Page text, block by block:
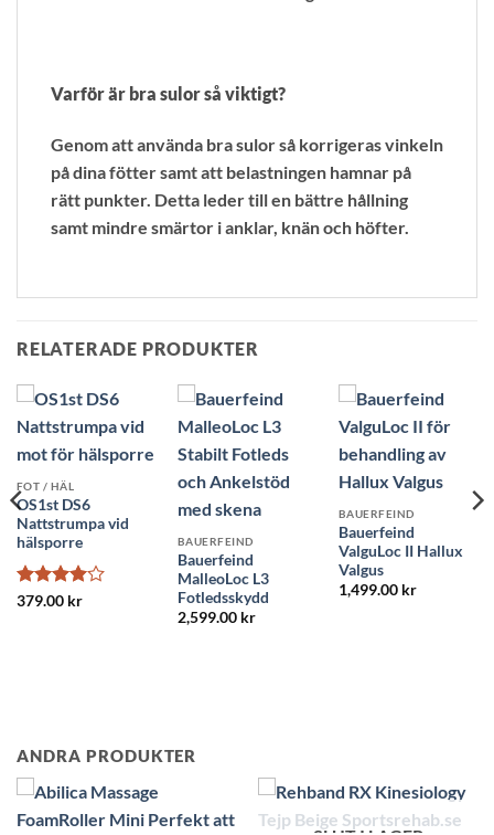
Varför är bra sulor så viktigt?
Genom att använda bra sulor så korrigeras vinkeln
på dina fötter samt att belastningen hamnar på
rätt punkter. Detta leder till en bättre hållning
samt mindre smärtor i anklar, knän och höfter.
RELATERADE PRODUKTER
FOT / HÄL
OS1st DS6
Nattstrumpa vid
hälsporre
Betygsatt
379.00 kr
BAUERFEIND
Bauerfeind
MalleoLoc L3
Fotledsskydd
2,599.00 kr
BAUERFEIND
Bauerfeind
ValguLoc II Hallux
Valgus
1,499.00 kr
ANDRA PRODUKTER